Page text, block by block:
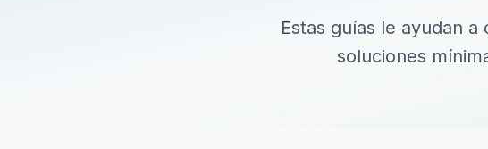
Estas guías le ayudan
soluciones